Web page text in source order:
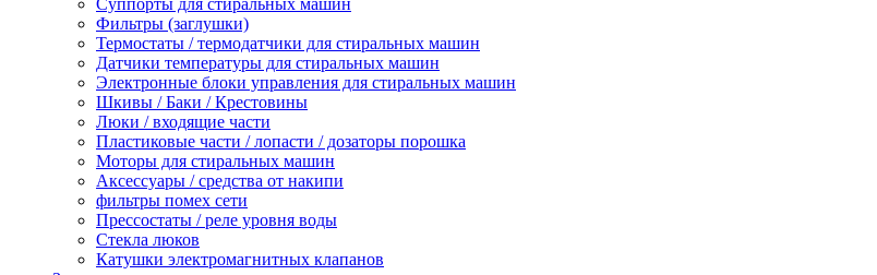
Суппорты для стиральных машин
Фильтры (заглушки)
Термостаты / термодатчики для стиральных машин
Датчики температуры для стиральных машин
Электронные блоки управления для стиральных машин
Шкивы / Баки / Крестовины
Люки / входящие части
Пластиковые части / лопасти / дозаторы порошка
Моторы для стиральных машин
Аксессуары / средства от накипи
фильтры помех сети
Прессостаты / реле уровня воды
Стекла люков
Катушки электромагнитных клапанов